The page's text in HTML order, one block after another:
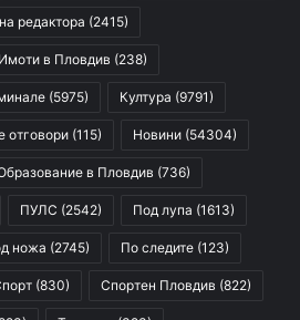
редактора (2415)
Имоти в Пловдив (238)
(5975) Култура (9791)
отговори (115) Новини (54304)
в Пловдив (736)
ПУЛС (2542) Под лупа (1613)
ножа (2745) По следите (123)
(830) Спортен Пловдив (822)